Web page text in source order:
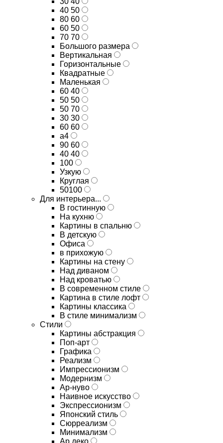
40 50
80 60
60 50
70 70
Большого размера
Вертикальная
Горизонтальные
Квадратные
Маленькая
60 40
50 50
50 70
30 30
60 60
а4
90 60
40 40
100
Узкую
Круглая
50100
Для интерьера...
В гостинную
На кухню
Картины в спальню
В детскую
Офиса
в прихожую
Картины на стену
Над диваном
Над кроватью
В современном стиле
Картина в стиле лофт
Картины классика
В стиле минимализм
Стили
Картины абстракция
Поп-арт
Графика
Реализм
Импрессионизм
Модернизм
Ар-нуво
Наивное искусство
Экспрессионизм
Японский стиль
Сюрреализм
Минимализм
Ар деко